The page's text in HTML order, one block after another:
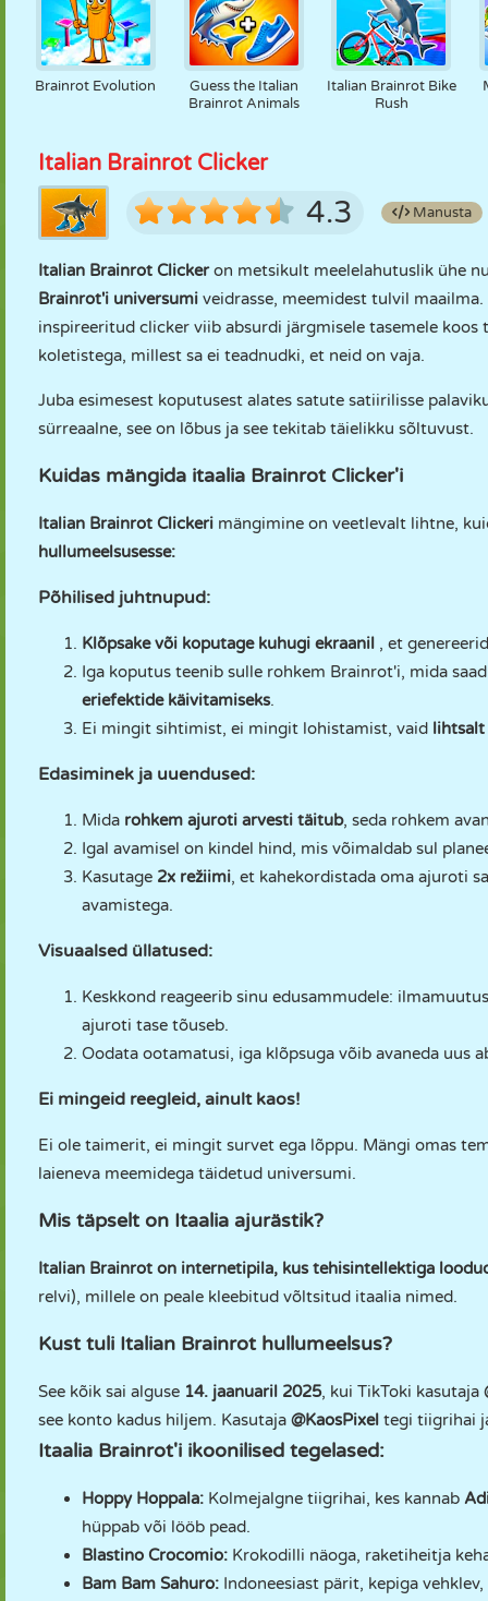
Brainrot Evolution
Guess the Italian
Brainrot Animals
Italian Brainrot Bike
Rush
Italian Brainrot Clicker
4.3 Manusta
Italian Brainrot Clickeron metsikult meelelahutuslik ühe
Brainrot'i universumi veidrasse, meemidest tulvil
inspireeritud clicker viib absurdi järgmisele tasemele
koletistega, millest sa ei teadnudki, et neid on vaja.
Juba esimesest koputusest alates satute satiirilisse
sürreaalne, see on lõbus ja see tekitab täielikku sõltuvust.
Kuidas mängida itaalia Brainrot Clicker'i
Italian Brainrot Clickeri mängimine on veetlevalt lihtne,
hullumeelsusesse:
Põhilised juhtnupud:
Klõpsake või koputage kuhugi ekraanil , et
Iga koputus teenib sulle rohkem Brainrot'i, mida
eriefektide käivitamiseks.
Ei mingit sihtimist, ei mingit lohistamist, vaid lihtsalt
Edasiminek ja uuendused:
Mida rohkem ajuroti arvesti täitub, seda rohkem
Igal avamisel on kindel hind, mis võimaldab sul
Kasutage 2x režiimi, et kahekordistada oma ajuroti
avamistega.
Visuaalsed üllatused:
Keskkond reageerib sinu edusammudele:
ajuroti tase tõuseb.
Oodata ootamatusi, iga klõpsuga võib avaneda uus
Ei mingeid reegleid, ainult kaos!
Ei ole taimerit, ei mingit survet ega lõppu. Mängi omas
laieneva meemidega täidetud universumi.
Mis täpselt on Itaalia ajurästik?
Italian Brainrot on internetipila, kus tehisintellektiga
relvi), millele on peale kleebitud võltsitud itaalia nimed.
Kust tuli Italian Brainrot hullumeelsus?
See kõik sai alguse 14. jaanuaril 2025, kui TikToki kasutaja
see konto kadus hiljem. Kasutaja @KaosPixel tegi tiigrihai
Itaalia Brainrot'i ikoonilised tegelased:
Hoppy Hoppala: Kolmejalgne tiigrihai, kes kannab
hüppab või lööb pead.
Blastino Crocomio: Krokodilli näoga, raketiheitja
Bam Bam Sahuro: Indoneesiast pärit, kepiga